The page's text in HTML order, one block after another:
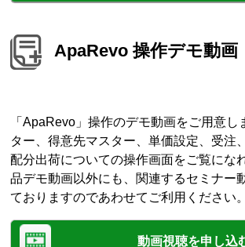
ApaRevo 操作デモ動画
「ApaRevo」操作のデモ動画をご用意し
ター、得意先マスター、単価設定、受注
配分出荷についての操作画面をご覧にな
品デモ動画以外にも、関連するセミナー
ておりますのであわせてご利用ください。
動画視聴を申し込